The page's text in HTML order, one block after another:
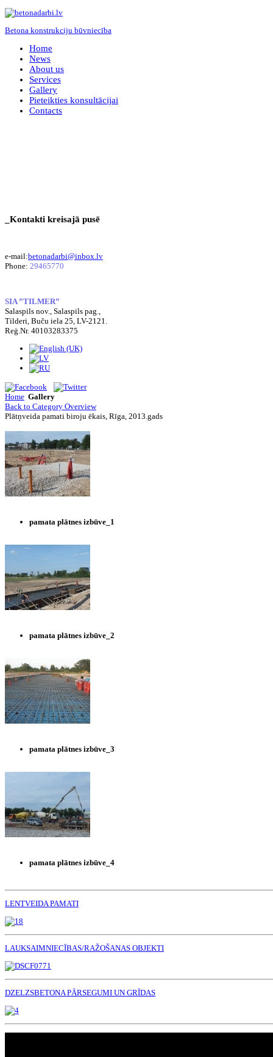
Betona konstrukciju būvniecība
Home
News
About us
Services
Gallery
Pieteikties konsultācijai
Contacts
_Kontakti kreisajā pusē
e-mail:betonadarbi@inbox.lv
Phone: 29465770
SIA ”TILMER”
Salaspils nov., Salaspils pag.,
Tilderi, Buču iela 25, LV-2121.
Reģ.Nr. 40103283375
Home Gallery
Back to Category Overview
Plātņveida pamati biroju ēkais, Rīga, 2013.gads
pamata plātnes izbūve_1
pamata plātnes izbūve_2
pamata plātnes izbūve_3
pamata plātnes izbūve_4
LENTVEIDA PAMATI
LAUKSAIMNIECĪBAS/RAŽOŠANAS OBJEKTI
DZELZSBETONA PĀRSEGUMI UN GRĪDAS